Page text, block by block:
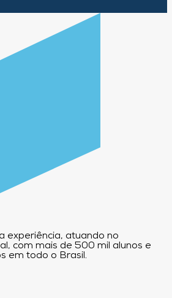
experiência, atuando no
com mais de 500 mil alunos e
em todo o Brasil.